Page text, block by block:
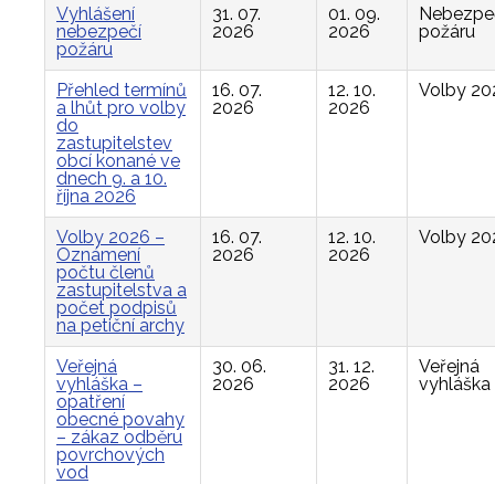
Vyhlášení
nebezpečí
požáru
31. 07.
2026
01. 09.
2026
požáru
Přehled termínů
a lhůt pro volby
do
zastupitelstev
obcí konané ve
dnech 9. a 10.
října 2026
16. 07.
2026
12. 10.
2026
Volby
Volby 2026 –
Oznámení
počtu členů
zastupitelstva a
počet podpisů
na petiční archy
16. 07.
2026
12. 10.
2026
Volby
Veřejná
vyhláška –
opatření
obecné povahy
– zákaz odběru
povrchových
vod
30. 06.
2026
31. 12.
2026
Veřejná
vyhláška